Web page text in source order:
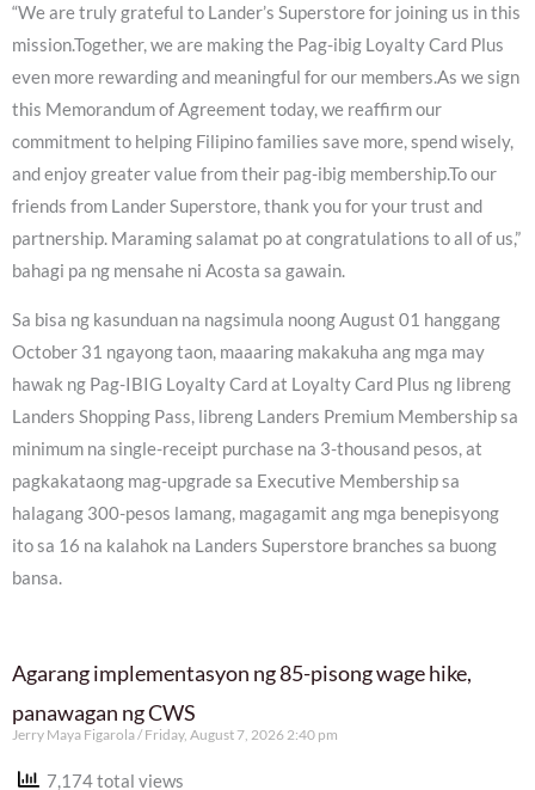
“We are truly grateful to Lander’s Superstore for joining us in this
mission.Together, we are making the Pag-ibig Loyalty Card Plus
even more rewarding and meaningful for our members.As we sign
this Memorandum of Agreement today, we reaffirm our
commitment to helping Filipino families save more, spend wisely,
and enjoy greater value from their pag-ibig membership.To our
friends from Lander Superstore, thank you for your trust and
partnership. Maraming salamat po at congratulations to all of us,”
bahagi pa ng mensahe ni Acosta sa gawain.
Sa bisa ng kasunduan na nagsimula noong August 01 hanggang
October 31 ngayong taon, maaaring makakuha ang mga may
hawak ng Pag-IBIG Loyalty Card at Loyalty Card Plus ng libreng
Landers Shopping Pass, libreng Landers Premium Membership sa
minimum na single-receipt purchase na 3-thousand pesos, at
pagkakataong mag-upgrade sa Executive Membership sa
halagang 300-pesos lamang, magagamit ang mga benepisyong
ito sa 16 na kalahok na Landers Superstore branches sa buong
bansa.
Agarang implementasyon ng 85-pisong wage hike,
panawagan ng CWS
Jerry Maya Figarola Friday, August 7, 2026 2:40 pm
7,174 total views